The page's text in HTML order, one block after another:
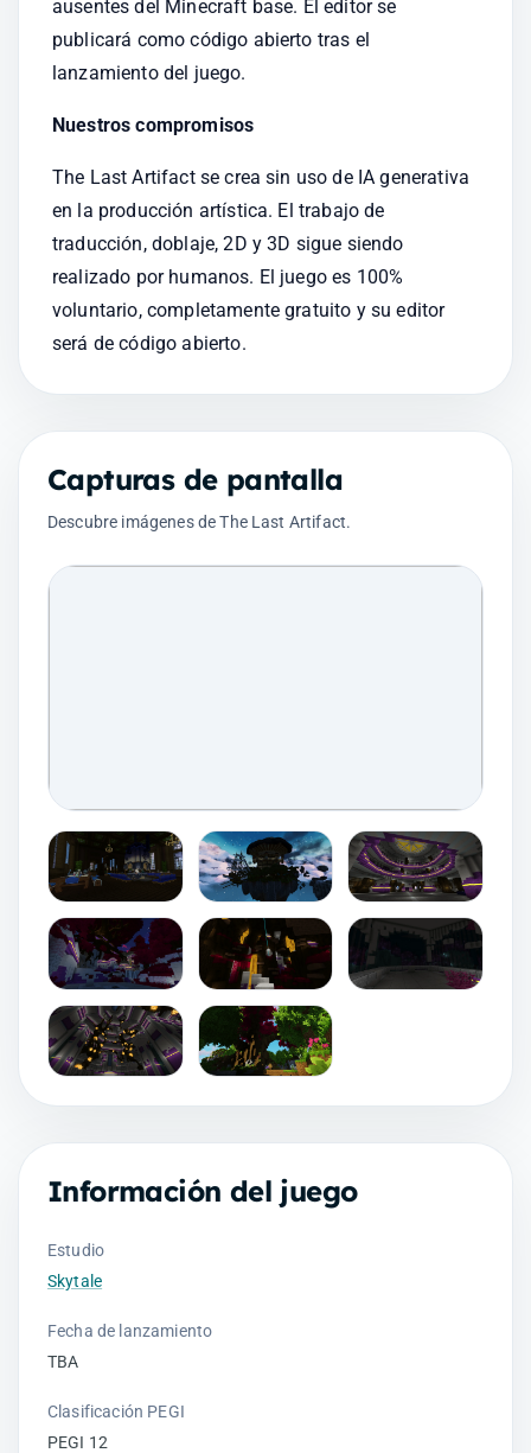
ausentes del Minecraft base. El editor se
publicará como código abierto tras el
lanzamiento del juego.
Nuestros compromisos
The Last Artifact se crea sin uso de IA generativa
en la producción artística. El trabajo de
traducción, doblaje, 2D y 3D sigue siendo
realizado por humanos. El juego es 100%
voluntario, completamente gratuito y su editor
será de código abierto.
Capturas de pantalla
Descubre imágenes de The Last Artifact.
Información del juego
Estudio
Skytale
Fecha de lanzamiento
TBA
Clasificación PEGI
PEGI 12